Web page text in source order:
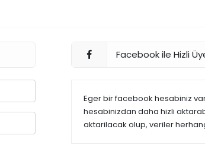
Facebook ile Hizli
Eger bir facebook hesabiniz
hesabinizdan daha hizli
aktarilacak olup, veriler